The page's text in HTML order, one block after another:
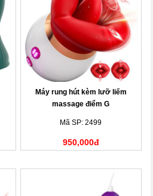
Máy rung hút kèm lưỡ liếm
massage điểm G
Mã SP: 2499
950,000đ